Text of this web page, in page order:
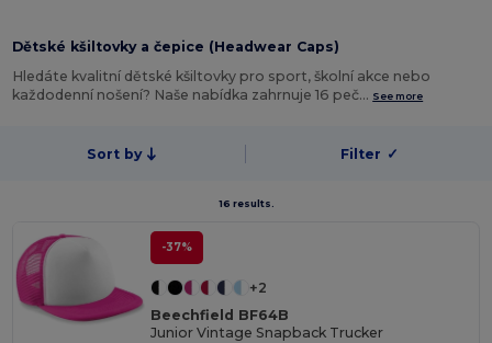
Dětské kšiltovky a čepice (Headwear Caps)
Hledáte kvalitní dětské kšiltovky pro sport, školní akce nebo
každodenní nošení? Naše nabídka zahrnuje 16 peč… See more
Sort by Filter ✓
16 results.
-37%
+2
Beechfield BF64B
Junior Vintage Snapback Trucker